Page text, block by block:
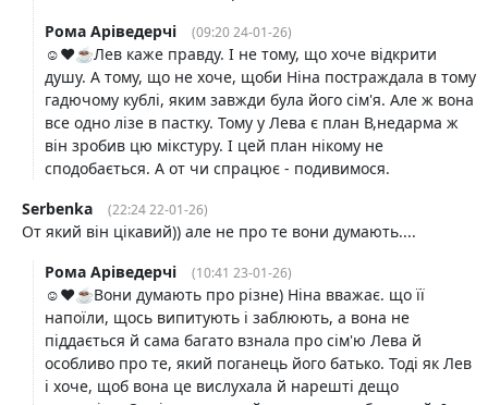
Рома Аріведерчі
(09:20 24-01-26)
☺️❤️☕️Лев каже правду. І не тому, що хоче відкрити
душу. А тому, що не хоче, щоби Ніна постраждала в тому
гадючому кублі, яким завжди була його сім'я. Але ж вона
все одно лізе в пастку. Тому у Лева є план В,недарма ж
він зробив цю мікстуру. І цей план нікому не
сподобається. А от чи спрацює - подивимося.
Serbenka
(22:24 22-01-26)
От який він цікавий)) але не про те вони думають....
Рома Аріведерчі
(10:41 23-01-26)
☺️❤️☕️Вони думають про різне) Ніна вважає. що її
напоїли, щось випитують і заблюють, а вона не
піддається й сама багато взнала про сім'ю Лева й
особливо про те, який поганець його батько. Тоді як Лев
і хоче, щоб вона це вислухала й нарешті дещо